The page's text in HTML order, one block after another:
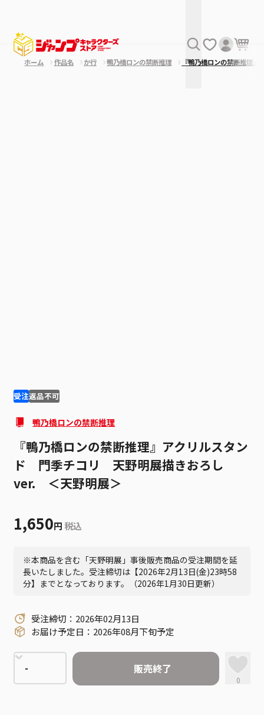
ホーム 作品名 か行 鴨乃橋ロンの禁断推理 『鴨乃橋ロンの禁断推理
受注返品不可
鴨乃橋ロンの禁断推理
『鴨乃橋ロンの禁断推理』アクリルスタン
ド 門季チコリ 天野明展描きおろし
ver. ＜天野明展＞
1,650円 税込
※本商品を含む「天野明展」事後販売商品の受注期間を延
長いたしました。受注締切は【2026年2月13日(金)23時58
分】までとなっております。（2026年1月30日更新）
受注締切：2026年02月13日
お届け予定日：2026年08月下旬予定
販売終了
0